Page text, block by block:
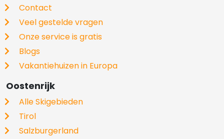
Contact
Veel gestelde vragen
Onze service is gratis
Blogs
Vakantiehuizen in Europa
Oostenrijk
Alle Skigebieden
Tirol
Salzburgerland